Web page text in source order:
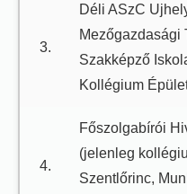
3.
Déli ASzC
Mezőgazdasági
Szakképző
Kollégium
4.
Főszolgabírói
(jelenleg
Szentlőrinc,